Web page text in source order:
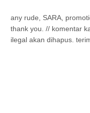
any rude, SARA,
thank you. // komentar
ilegal akan dihapus.